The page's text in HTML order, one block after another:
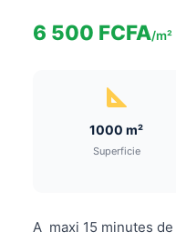
6 500 FCFA/m²
1000 m²
Superficie
A maxi 15 minutes